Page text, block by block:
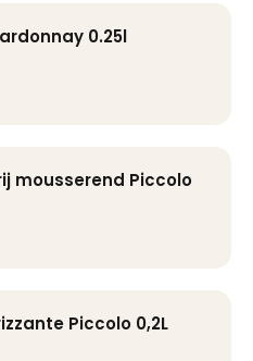
0.25l
mousserend Piccolo
Piccolo 0,2L